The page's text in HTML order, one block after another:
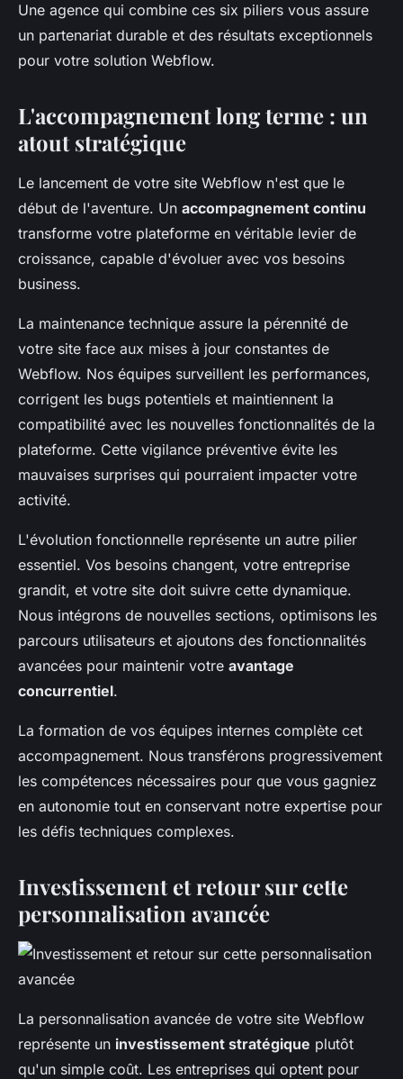
Une agence qui combine ces six piliers vous assure
un partenariat durable et des résultats exceptionnels
pour votre solution Webflow.
L'accompagnement long terme : un
atout stratégique
Le lancement de votre site Webflow n'est que le
début de l'aventure. Un accompagnement continu
transforme votre plateforme en véritable levier de
croissance, capable d'évoluer avec vos besoins
business.
La maintenance technique assure la pérennité de
votre site face aux mises à jour constantes de
Webflow. Nos équipes surveillent les performances,
corrigent les bugs potentiels et maintiennent la
compatibilité avec les nouvelles fonctionnalités de la
plateforme. Cette vigilance préventive évite les
mauvaises surprises qui pourraient impacter votre
activité.
L'évolution fonctionnelle représente un autre pilier
essentiel. Vos besoins changent, votre entreprise
grandit, et votre site doit suivre cette dynamique.
Nous intégrons de nouvelles sections, optimisons les
parcours utilisateurs et ajoutons des fonctionnalités
avancées pour maintenir votre avantage
concurrentiel.
La formation de vos équipes internes complète cet
accompagnement. Nous transférons progressivement
les compétences nécessaires pour que vous gagniez
en autonomie tout en conservant notre expertise pour
les défis techniques complexes.
Investissement et retour sur cette
personnalisation avancée
La personnalisation avancée de votre site Webflow
représente un investissement stratégique plutôt
qu'un simple coût. Les entreprises qui optent pour